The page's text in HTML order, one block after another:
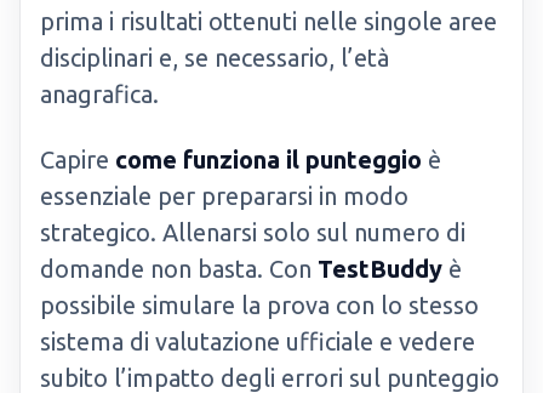
prima i risultati ottenuti nelle singole aree
disciplinari e, se necessario, l’età
anagrafica.
Capire come funziona il punteggio è
essenziale per prepararsi in modo
strategico. Allenarsi solo sul numero di
domande non basta. Con TestBuddy è
possibile simulare la prova con lo stesso
sistema di valutazione ufficiale e vedere
subito l’impatto degli errori sul punteggio